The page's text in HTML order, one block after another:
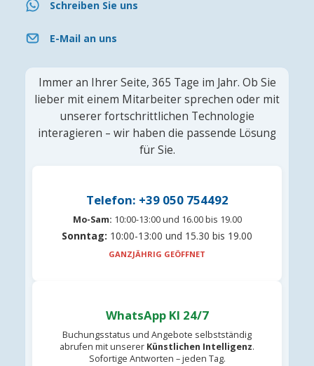
Schreiben Sie uns
E-Mail an uns
Immer an Ihrer Seite, 365 Tage im Jahr. Ob Sie
lieber mit einem Mitarbeiter sprechen oder mit
unserer fortschrittlichen Technologie
interagieren – wir haben die passende Lösung
für Sie.
Telefon: +39 050 754492
Mo-Sam: 10:00-13:00 und 16.00 bis 19.00
Sonntag: 10:00-13:00 und 15.30 bis 19.00
GANZJÄHRIG GEÖFFNET
WhatsApp KI 24/7
Buchungsstatus und Angebote selbstständig
abrufen mit unserer Künstlichen Intelligenz.
Sofortige Antworten – jeden Tag.